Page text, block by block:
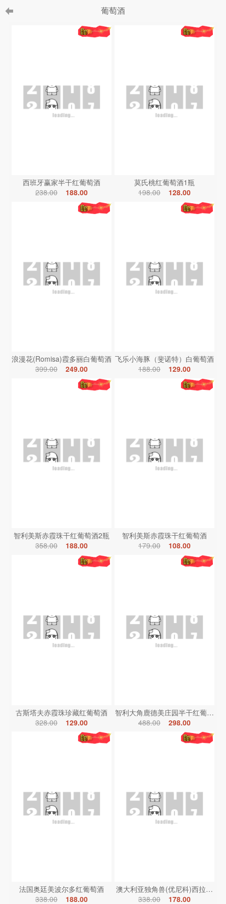
葡萄酒
西班牙赢家半干红葡萄酒
238.00
188.00
莫氏桃红葡萄酒1瓶
198.00
128.00
浪漫花(Romisa)霞多丽白葡萄酒
399.00
249.00
飞乐小海豚（斐诺特）白葡萄酒
188.00
129.00
智利美斯赤霞珠干红葡萄酒2瓶
358.00
188.00
智利美斯赤霞珠干红葡萄酒
179.00
108.00
古斯塔夫赤霞珠珍藏红葡萄酒
328.00
129.00
智利大角鹿德美庄园半干红葡萄酒
488.00
298.00
法国奥廷美波尔多红葡萄酒
338.00
188.00
澳大利亚独角兽(优尼科)西拉红葡
338.00
178.00